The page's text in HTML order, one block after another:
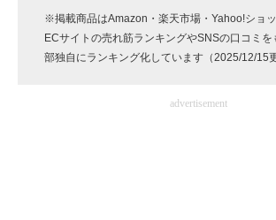
モノづくり技術者専門サイト
エレクトロニクス専門サイト
※掲載商品はAmazon・楽天市場・Yahoo!ショ
ECサイトの売れ筋ランキングやSNSの口コミ
部独自にランキング化しています（2025/12/15更
advertisement